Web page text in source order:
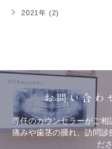
2021年 (2)
お問い合わ
専任のカウンセラーがご
痛みや歯茎の腫れ、訪問診
だ